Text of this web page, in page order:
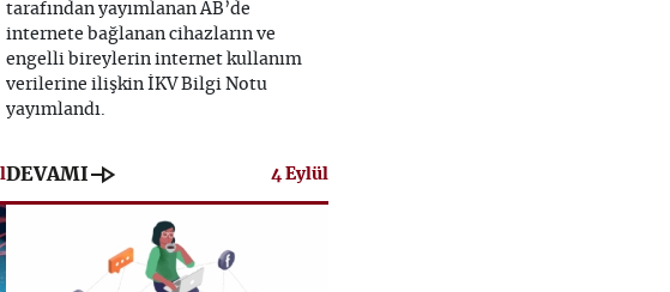
tarafından yayımlanan AB’de
internete bağlanan cihazların ve
engelli bireylerin internet kullanım
verilerine ilişkin İKV Bilgi Notu
yayımlandı.
DEVAMI line_end_arrow 4 Eylül